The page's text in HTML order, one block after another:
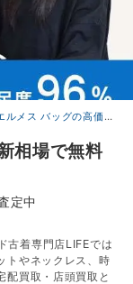
ルメス バッグの高価買取
相場で無料
定中
古着専門店LIFEでは
トやネックレス、時
配買取・店頭買取と